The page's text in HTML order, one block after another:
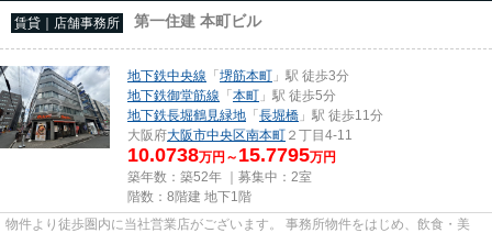
賃貸｜店舗事務所 第一住建 本町ビル
地下鉄中央線 「堺筋本町 」駅 徒歩3分
地下鉄御堂筋線 「本町 」駅 徒歩5分
地下鉄長堀鶴見緑地 「長堀橋 」駅 徒歩11分
大阪府大阪市中央区南本町 ２丁目4-11
10.0738万円～ 15.7795万円
築年数：築52年 ｜募集中： 2室
階数：8階建 地下1階
物件より徒歩圏内に当社営業店がございます。 事務所物件をはじめ、飲食・美